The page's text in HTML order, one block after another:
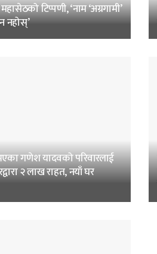
टिप्पणी, ‘नाम ‘अग्रगामी’
नहोस्’
गणेश यादवको परिवारलाई
२ लाख राहत, नयाँ घर